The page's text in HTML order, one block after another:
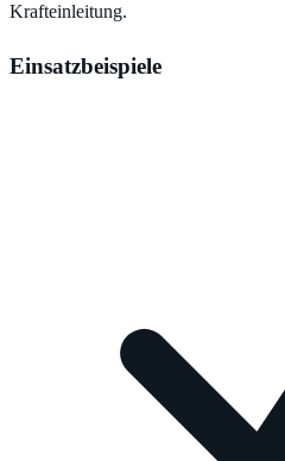
Krafteinleitung.
Einsatzbeispiele